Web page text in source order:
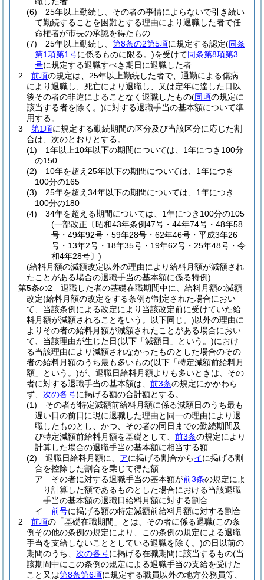
(6)
25年以上勤続し、その者の事情によらないで引き続い
て勤続することを困難とする理由により退職した者で任
命権者が市長の承認を得たもの
(7)
25年以上勤続し、 第8条の2第5項に規定する認定(同条
第1項第1号に係るものに限る。)を受けて同条第8項第3
号に規定する退職すべき期日に退職した者
2
前項の規定は、25年以上勤続した者で、通勤による傷病
により退職し、死亡により退職し、又は定年に達した日以
後その者の非違によることなく退職したもの(同項の規定に
該当する者を除く。)に対する退職手当の基本額について準
用する。
3
第1項に規定する勤続期間の区分及び当該区分に応じた割
合は、次のとおりとする。
(1)
1年以上10年以下の期間については、1年につき100分
の150
(2)
10年を超え25年以下の期間については、1年につき
100分の165
(3)
25年を超え34年以下の期間については、1年につき
100分の180
(4)
34年を超える期間については、1年につき100分の105
(一部改正〔昭和43年条例47号・44年74号・48年58
号・49年92号・59年28号・62年46号・平成3年26
号・13年2号・18年35号・19年62号・25年48号・令
和4年28号〕)
(給料月額の減額改定以外の理由により給料月額が減額され
たことがある場合の退職手当の基本額に係る特例)
第5条の2
退職した者の基礎在職期間中に、給料月額の減額
改定(給料月額の改定をする条例が制定された場合におい
て、当該条例による改定により当該改定前に受けていた給
料月額が減額されることをいう。以下同じ。)以外の理由に
よりその者の給料月額が減額されたことがある場合におい
て、当該理由が生じた日(以下「減額日」という。)におけ
る当該理由により減額されなかったものとした場合のその
者の給料月額のうち最も多いもの(以下「特定減額前給料月
額」という。)が、退職日給料月額よりも多いときは、その
者に対する退職手当の基本額は、 前3条の規定にかかわら
ず、 次の各号に掲げる額の合計額とする。
(1)
その者が特定減額前給料月額に係る減額日のうち最も
遅い日の前日に現に退職した理由と同一の理由により退
職したものとし、かつ、その者の同日までの勤続期間及
び特定減額前給料月額を基礎として、 前3条の規定により
計算した場合の退職手当の基本額に相当する額
(2)
退職日給料月額に、 アに掲げる割合からイに掲げる割
合を控除した割合を乗じて得た額
ア
その者に対する退職手当の基本額が前3条の規定によ
り計算した額であるものとした場合における当該退職
手当の基本額の退職日給料月額に対する割合
イ
前号に掲げる額の特定減額前給料月額に対する割合
2
前項の「基礎在職期間」とは、その者に係る退職(この条
例その他の条例の規定により、この条例の規定による退職
手当を支給しないこととしている退職を除く。)の日以前の
期間のうち、 次の各号に掲げる在職期間に該当するもの(当
該期間中にこの条例の規定による退職手当の支給を受けた
こと又は第8条第6項に規定する職員以外の地方公務員等、